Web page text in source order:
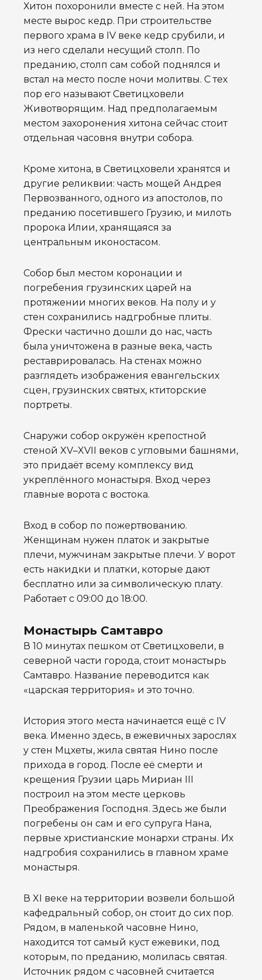
Хитон похоронили вместе с ней. На этом
месте вырос кедр. При строительстве
первого храма в IV веке кедр срубили, и
из него сделали несущий столп. По
преданию, столп сам собой поднялся и
встал на место после ночи молитвы. С тех
пор его называют Светицховели
Животворящим. Над предполагаемым
местом захоронения хитона сейчас стоит
отдельная часовня внутри собора.
Кроме хитона, в Светицховели хранятся и
другие реликвии: часть мощей Андрея
Первозванного, одного из апостолов, по
преданию посетившего Грузию, и милоть
пророка Илии, хранящаяся за
центральным иконостасом.
Собор был местом коронации и
погребения грузинских царей на
протяжении многих веков. На полу и у
стен сохранились надгробные плиты.
Фрески частично дошли до нас, часть
была уничтожена в разные века, часть
реставрировалась. На стенах можно
разглядеть изображения евангельских
сцен, грузинских святых, ктиторские
портреты.
Снаружи собор окружён крепостной
стеной XV–XVII веков с угловыми башнями,
это придаёт всему комплексу вид
укреплённого монастыря. Вход через
главные ворота с востока.
Вход в собор по пожертвованию.
Женщинам нужен платок и закрытые
плечи, мужчинам закрытые плечи. У ворот
есть накидки и платки, которые дают
бесплатно или за символическую плату.
Работает с 09:00 до 18:00.
Монастырь Самтавро
В 10 минутах пешком от Светицховели, в
северной части города, стоит монастырь
Самтавро. Название переводится как
«царская территория» и это точно.
История этого места начинается ещё с IV
века. Именно здесь, в ежевичных зарослях
у стен Мцхеты, жила святая Нино после
прихода в город. После её смерти и
крещения Грузии царь Мириан III
построил на этом месте церковь
Преображения Господня. Здесь же были
погребены он сам и его супруга Нана,
первые христианские монархи страны. Их
надгробия сохранились в главном храме
монастыря.
В XI веке на территории возвели большой
кафедральный собор, он стоит до сих пор.
Рядом, в маленькой часовне Нино,
находится тот самый куст ежевики, под
которым, по преданию, молилась святая.
Источник рядом с часовней считается